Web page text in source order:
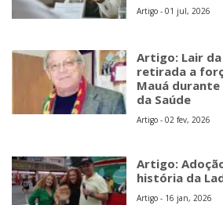
Artigo - 01 jul, 2026
Artigo: Lair da
retirada a
Mauá
da Saúde
Artigo - 02 fev, 2026
Artigo:
história da
Artigo - 16 jan, 2026